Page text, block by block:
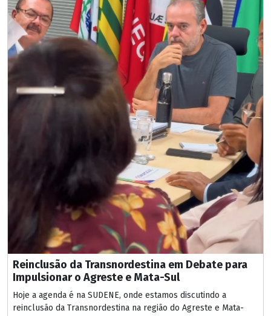
Reinclusão da Transnordestina em Debate para
Impulsionar o Agreste e Mata-Sul
Hoje a agenda é na SUDENE, onde estamos discutindo a
reinclusão da Transnordestina na região do Agreste e Mata-